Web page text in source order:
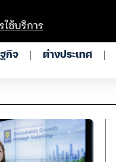
กิจ ต่างประเทศ
ช้บริการ